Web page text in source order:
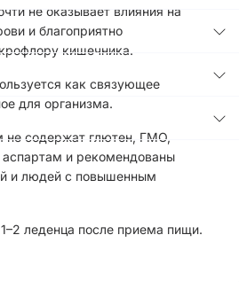
не оказывает влияния на
и благоприятно
кишечника.
как связующее
для организма.
не содержат глютен, ГМО,
аспартам и рекомендованы
и людей с повышенным
леденца после приема пищи.